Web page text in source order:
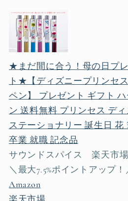
★まだ間に合う！母の日プ
ト★【ディズニープリンセ
ペン】 プレゼント ギフト
ン 送料無料 プリンセス デ
ステーショナリー 誕生日 花
卒業 就職 記念品
サウンドスパイス 楽天市
＼最大7.5%ポイントアップ！
Amazon